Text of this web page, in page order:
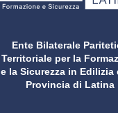
Ente Bilaterale
Territoriale per la
e la Sicurezza in Edilizia
Provincia di Latina